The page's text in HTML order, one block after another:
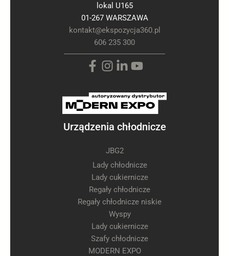
lokal U165
01-267 WARSZAWA
kontakt@ekspozycja360.pl
606 235 300
Urządzenia chłodnicze
JBG2
Lady chłodnicze
Lady cukiernicze
Regały chłodnicze
Regały chłodnicze niskie
Wyspy
Lady cukiernicze
Szafy chłodnicze
MODERN EXPO